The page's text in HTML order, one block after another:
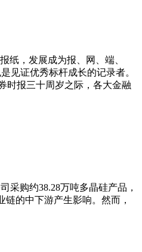
纸，发展成为报、网、端、
见证优秀标杆成长的记录者。
时报三十周岁之际，各大金融
采购约38.28万吨多晶硅产品，
的中下游产生影响。然而，